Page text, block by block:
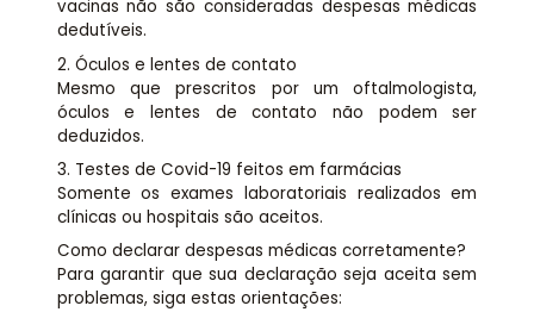
vacinas não são consideradas despesas médicas
dedutíveis.
2. Óculos e lentes de contato
Mesmo que prescritos por um oftalmologista,
óculos e lentes de contato não podem ser
deduzidos.
3. Testes de Covid-19 feitos em farmácias
Somente os exames laboratoriais realizados em
clínicas ou hospitais são aceitos.
Como declarar despesas médicas corretamente?
Para garantir que sua declaração seja aceita sem
problemas, siga estas orientações: